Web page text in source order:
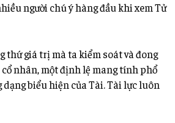
người chú ý hàng đầu khi xem Tử
thứ giá trị mà ta kiểm soát và đong
nhân, một định lệ mang tính phổ
biểu hiện của Tài. Tài lực luôn